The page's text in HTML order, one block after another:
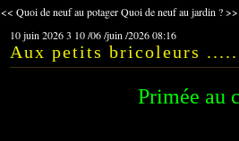
<< Quoi de neuf au potagerQuoi de neuf au jardin ? >>
10 juin 20263 10/06/juin /202608:16
Aux petits bricoleurs
Primée au